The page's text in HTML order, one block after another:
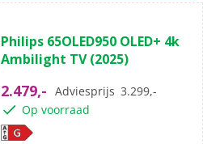
van
de
sterren.
20
beoordelingen
Philips 65OLED950 OLED+ 4k
Ambilight TV (2025)
2.479,- Adviesprijs 3.299,-
Op voorraad